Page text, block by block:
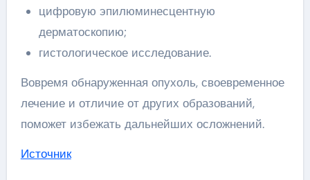
цифровую эпилюминесцентную
дерматоскопию;
гистологическое исследование.
Вовремя обнаруженная опухоль, своевременное
лечение и отличие от других образований,
поможет избежать дальнейших осложнений.
Источник